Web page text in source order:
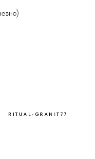
RITUAL-GRANIT77